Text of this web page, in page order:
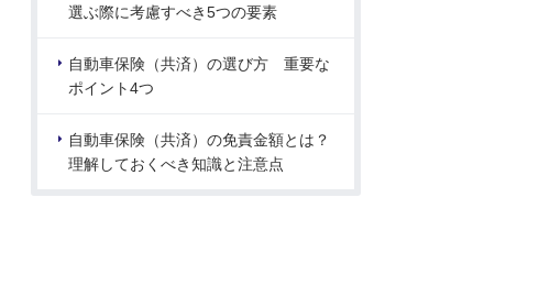
選ぶ際に考慮すべき5つの要素
自動車保険（共済）の選び方 重要な
ポイント4つ
自動車保険（共済）の免責金額とは？
理解しておくべき知識と注意点